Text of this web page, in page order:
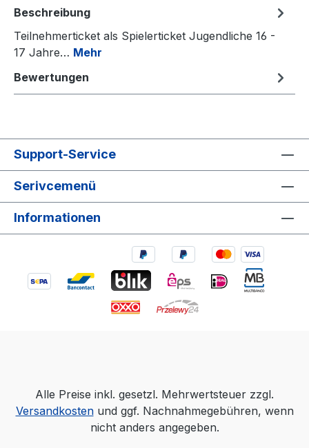
Beschreibung
Teilnehmerticket als Spielerticket Jugendliche 16 -
17 Jahre… Mehr
Bewertungen
Support-Service
Serivcemenü
Informationen
Alle Preise inkl. gesetzl. Mehrwertsteuer zzgl.
Versandkostenund ggf. Nachnahmegebühren, wenn
nicht anders angegeben.